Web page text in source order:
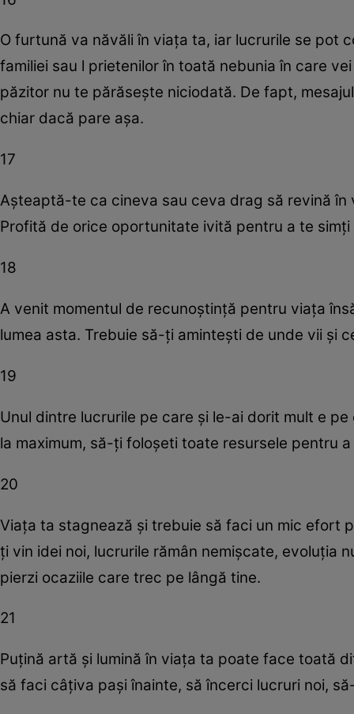
O furtună va năvăli în viaţa ta, iar lucrurile se pot
familiei sau l prietenilor în toată nebunia în care
păzitor nu te părăseşte niciodată. De fapt,
chiar dacă pare aşa.
17
Aşteaptă-te ca cineva sau ceva drag să revină
Profită de orice oportunitate ivită pentru a te
18
A venit momentul de recunoştinţă pentru viaţa
lumea asta. Trebuie să-ţi aminteşti de unde vii şi
19
Unul dintre lucrurile pe care şi le-ai dorit mult e
la maximum, să-ţi foloşeti toate resursele pentru
20
Viaţa ta stagnează şi trebuie să faci un mic efort
ţi vin idei noi, lucrurile rămân nemişcate, evoluţia
pierzi ocaziile care trec pe lângă tine.
21
Puţină artă şi lumină în viaţa ta poate face toată
să faci câţiva paşi înainte, să încerci lucruri noi,